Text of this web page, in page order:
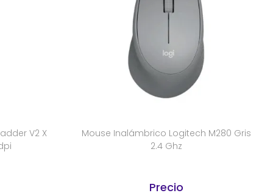
V2 X
Mouse Inalámbrico Logitech M280 Gris
2.4 Ghz
Precio